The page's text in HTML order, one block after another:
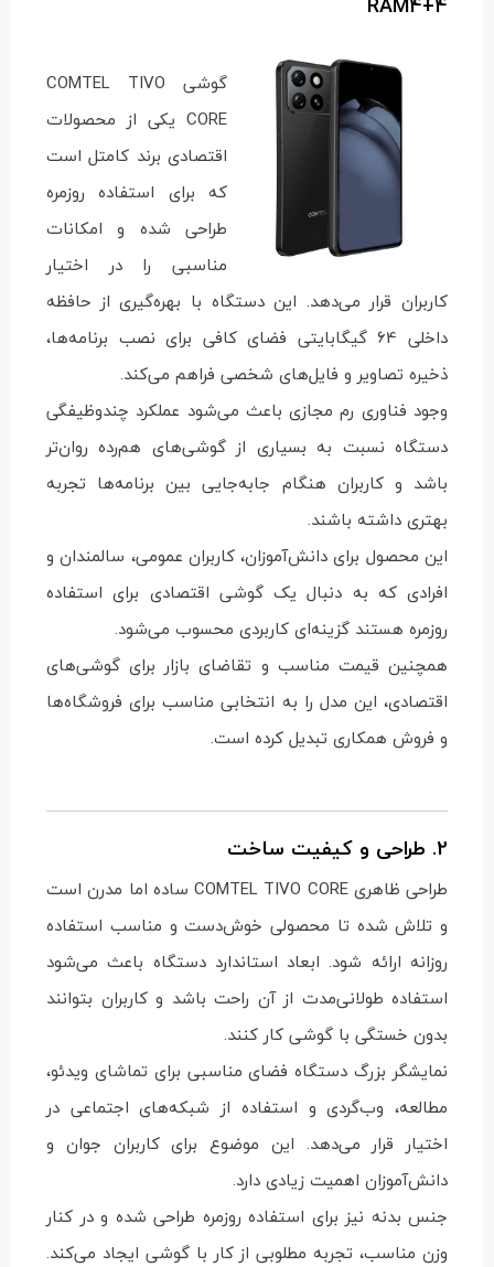
گوشی COMTEL TIVO
CORE یکی از محصولات
اقتصادی برند کامتل است
که برای استفاده روزمره
طراحی شده و امکانات
مناسبی را در اختیار
کاربران قرار می‌دهد. این دستگاه با بهره‌گیری از حافظه
داخلی 64 گیگابایتی فضای کافی برای نصب برنامه‌ها،
ذخیره تصاویر و فایل‌های شخصی فراهم می‌کند.
وجود فناوری رم مجازی باعث می‌شود عملکرد چندوظیفگی
دستگاه نسبت به بسیاری از گوشی‌های هم‌رده روان‌تر
باشد و کاربران هنگام جابه‌جایی بین برنامه‌ها تجربه
بهتری داشته باشند.
این محصول برای دانش‌آموزان، کاربران عمومی، سالمندان و
افرادی که به دنبال یک گوشی اقتصادی برای استفاده
روزمره هستند گزینه‌ای کاربردی محسوب می‌شود.
همچنین قیمت مناسب و تقاضای بازار برای گوشی‌های
اقتصادی، این مدل را به انتخابی مناسب برای فروشگاه‌ها
و فروش همکاری تبدیل کرده است.
2. طراحی و کیفیت ساخت
طراحی ظاهری COMTEL TIVO CORE ساده اما مدرن است
و تلاش شده تا محصولی خوش‌دست و مناسب استفاده
روزانه ارائه شود. ابعاد استاندارد دستگاه باعث می‌شود
استفاده طولانی‌مدت از آن راحت باشد و کاربران بتوانند
بدون خستگی با گوشی کار کنند.
نمایشگر بزرگ دستگاه فضای مناسبی برای تماشای ویدئو،
مطالعه، وب‌گردی و استفاده از شبکه‌های اجتماعی در
اختیار قرار می‌دهد. این موضوع برای کاربران جوان و
دانش‌آموزان اهمیت زیادی دارد.
جنس بدنه نیز برای استفاده روزمره طراحی شده و در کنار
وزن مناسب، تجربه مطلوبی از کار با گوشی ایجاد می‌کند.